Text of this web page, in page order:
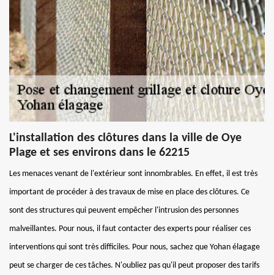
L'installation des clôtures dans la ville de Oye
Plage et ses environs dans le 62215
Les menaces venant de l'extérieur sont innombrables. En effet, il est très
important de procéder à des travaux de mise en place des clôtures. Ce
sont des structures qui peuvent empêcher l'intrusion des personnes
malveillantes. Pour nous, il faut contacter des experts pour réaliser ces
interventions qui sont très difficiles. Pour nous, sachez que Yohan élagage
peut se charger de ces tâches. N'oubliez pas qu'il peut proposer des tarifs